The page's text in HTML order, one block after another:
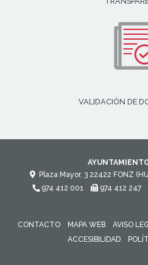
VALIDACIÓN DE
Plaza Mayor, 3 22422 FONZ
974 412 001
974 412 247
CONTACTO MAPA WEB AVISO
ACCESIBILIDAD